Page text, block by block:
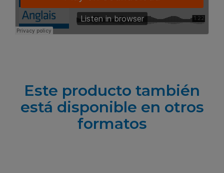
Este producto también
está disponible en otros
formatos